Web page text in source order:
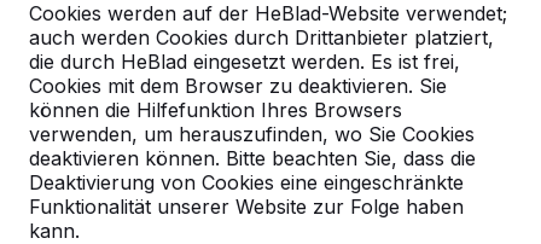
Cookies werden auf der HeBlad-Website verwendet;
auch werden Cookies durch Drittanbieter platziert,
die durch HeBlad eingesetzt werden. Es ist frei,
Cookies mit dem Browser zu deaktivieren. Sie
können die Hilfefunktion Ihres Browsers
verwenden, um herauszufinden, wo Sie Cookies
deaktivieren können. Bitte beachten Sie, dass die
Deaktivierung von Cookies eine eingeschränkte
Funktionalität unserer Website zur Folge haben
kann.
Deutschland
Referenties in:Coesfeld
Geen reviews gevonden voor deze
locatie.